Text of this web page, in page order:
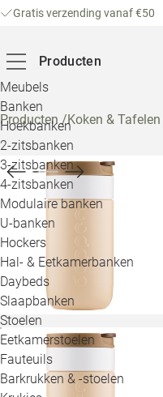
Gratis verzending vanaf €50
Producten
Meubels
Banken
Hoekbanken
2-zitsbanken
3-zitsbanken
4-zitsbanken
Modulaire banken
U-banken
Hockers
Hal- & Eetkamerbanken
Daybeds
Slaapbanken
Stoelen
Eetkamerstoelen
Fauteuils
Barkrukken & -stoelen
Producten/Koken & Tafelen